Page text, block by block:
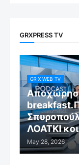
GRXPRESS TV
GR X WEB TV
ΛΟΑΤΚΙ
May 28, 2026